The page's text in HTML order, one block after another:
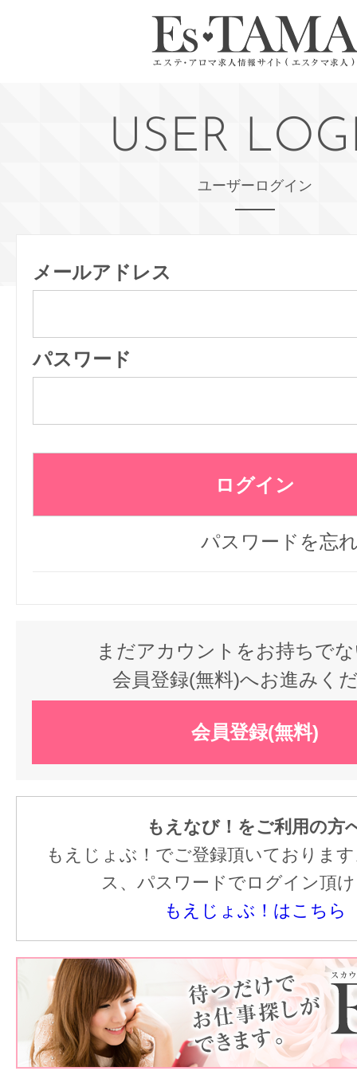
USER
ユーザーログイン
メールアドレス
パスワード
パスワードを忘
まだアカウントをお持ちで
会員登録(無料)へお進みく
会員登録(無料)
もえなび！をご利用の方
もえじょぶ！でご登録頂いておりま
ス、パスワードでログイン頂
もえじょぶ！はこちら